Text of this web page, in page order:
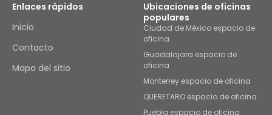
Enlaces rápidos
Inicio
Contacto
Mapa del sitio
Ubicaciones de oficinas
populares
Ciudad de México espacio de
oficina
Guadalajara espacio de
oficina
Monterrey espacio de oficina
QUERETARO espacio de oficina
Puebla espacio de oficina